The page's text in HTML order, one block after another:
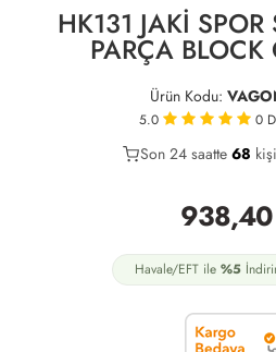
HK131 JAKİ
PARÇA
Ürün Kodu:
5.0 0
41
Son 24 saatte 6823
938,40
Havale/EFT ile %5